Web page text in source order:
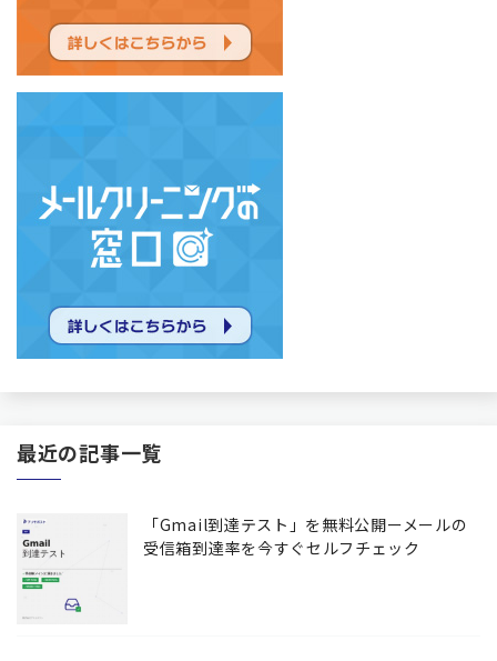
最近の記事一覧
「Gmail到達テスト」を無料公開ーメールの
受信箱到達率を今すぐセルフチェック